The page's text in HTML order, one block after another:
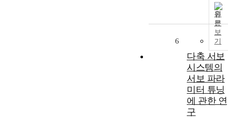
원
문
보
기
6
다축 서보
시스템의
서보 파라
미터 튜닝
에 관한 연
구